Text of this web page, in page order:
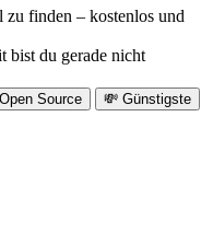
finden – kostenlos und
bist du gerade nicht
Source 💸 Günstigste